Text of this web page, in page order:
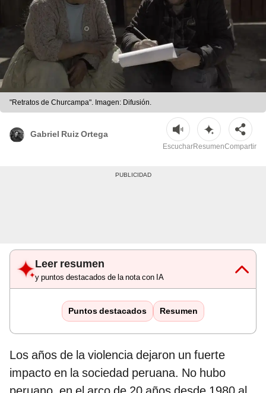
"Retratos de Churcampa". Imagen: Difusión.
Gabriel Ruiz Ortega
EscucharResumenCompartir
Leer resumen
y puntos destacados de la nota con IA
Puntos destacados Resumen
Los años de la violencia dejaron un fuerte
impacto en la sociedad peruana. No hubo